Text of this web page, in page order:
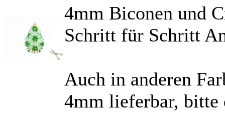
4mm Biconen und
Schritt für Schritt
Auch in anderen
4mm lieferbar, bitte